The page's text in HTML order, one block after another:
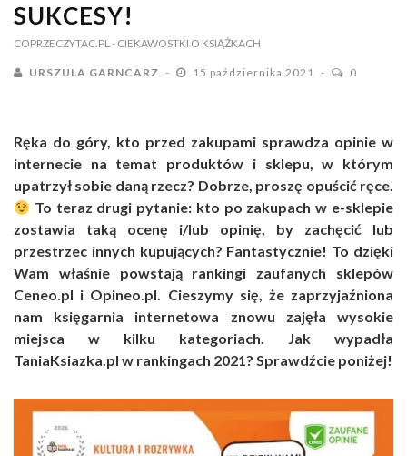
SUKCESY!
COPRZECZYTAC.PL - CIEKAWOSTKI O KSIĄŻKACH
URSZULA GARNCARZ 15 października 2021 0
Ręka do góry, kto przed zakupami sprawdza opinie w
internecie na temat produktów i sklepu, w którym
upatrzył sobie daną rzecz? Dobrze, proszę opuścić ręce.
To teraz drugi pytanie: kto po zakupach w e-sklepie
zostawia taką ocenę i/lub opinię, by zachęcić lub
przestrzec innych kupujących? Fantastycznie! To dzięki
Wam właśnie powstają rankingi zaufanych sklepów
Ceneo.pl i Opineo.pl. Cieszymy się, że zaprzyjaźniona
nam księgarnia internetowa znowu zajęła wysokie
miejsca w kilku kategoriach. Jak wypadła
TaniaKsiazka.pl w rankingach 2021? Sprawdźcie poniżej!